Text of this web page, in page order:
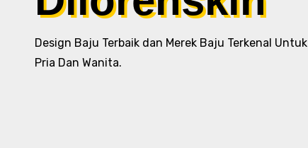
Design Baju Terbaik dan Merek Baju Terkenal Untuk
Pria Dan Wanita.